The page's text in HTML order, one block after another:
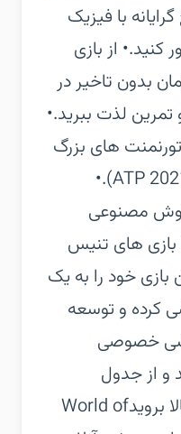
با فیزیک
از بازی
بدون تاخیر در
لذت ببرید.‏•
های بزرگ
کسب کنید. (طبق برنامه ATP 2021).‏•
مصنوعی
بازی های تنیس
خود را به یک
کرده و توسعه
خصوصی
و از جدول
امتیازات بازی‌های جهانی بالا بروید‏World of